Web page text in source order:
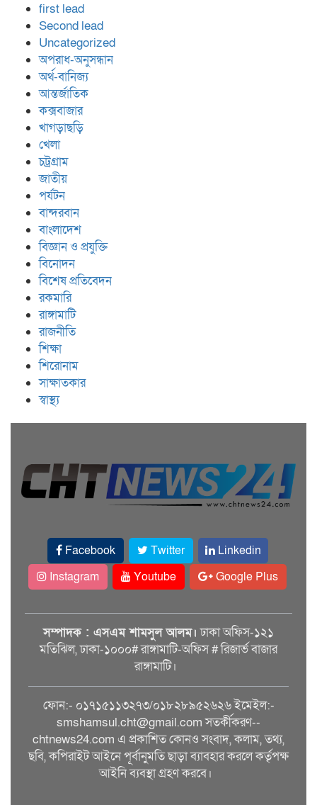
first lead
Second lead
Uncategorized
অপরাধ-অনুসন্ধান
অর্থ-বানিজ্য
আন্তর্জাতিক
কক্সবাজার
খাগড়াছড়ি
খেলা
চট্রগ্রাম
জাতীয়
পর্যটন
বান্দরবান
বাংলাদেশ
বিজ্ঞান ও প্রযুক্তি
বিনোদন
বিশেষ প্রতিবেদন
রকমারি
রাঙ্গামাটি
রাজনীতি
শিক্ষা
শিরোনাম
সাক্ষাতকার
স্বাস্থ্য
Facebook Twitter
Linkedin
Instagram
Youtube Google Plus
সম্পাদক : এসএম শামসুল আলম। ঢাকা অফিস-১২১
মতিঝিল, ঢাকা-১০০০# রাঙ্গামাটি-অফিস # রিজার্ভ বাজার
রাঙ্গামাটি।
ফোন:- ০১৭১৫১১৩২৭৩/০১৮২৮৯৫২৬২৬ ইমেইল:-
smshamsul.cht@gmail.com সতর্কীকরণ--
chtnews24.com এ প্রকাশিত কোনও সংবাদ, কলাম, তথ্য,
ছবি, কপিরাইট আইনে পূর্বানুমতি ছাড়া ব্যাবহার করলে কর্তৃপক্ষ
আইনি ব্যবস্থা গ্রহণ করবে।